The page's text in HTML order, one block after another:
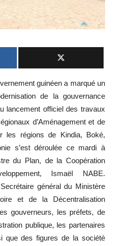
guinéen a marqué un
de la gouvernance
lancement officiel des travaux
d’Aménagement et de
les régions de Kindia, Boké,
s’est déroulée ce mardi à
du Plan, de la Coopération
Ismaël NABE.
général du Ministère
et de la Décentralisation
gouverneurs, les préfets, de
publique, les partenaires
que des figures de la société